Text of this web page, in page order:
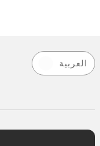
العربية